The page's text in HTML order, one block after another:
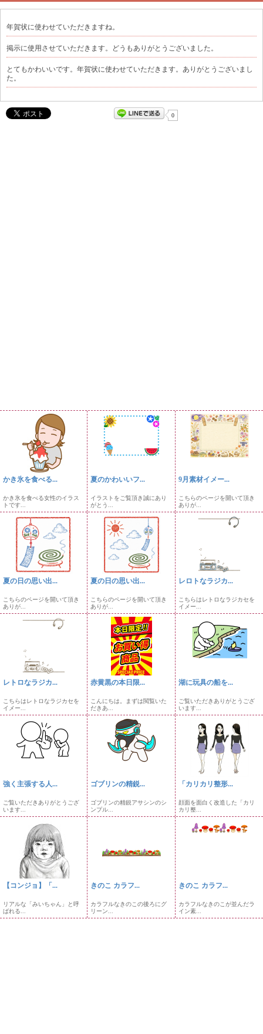
年賀状に使わせていただきますね。
掲示に使用させていただきます。どうもありがとうございました。
とてもかわいいです。年賀状に使わせていただきます。ありがとうございまし
た。
0
かき氷を食べる...
かき氷を食べる女性のイラス
トです...
夏のかわいいフ...
イラストをご覧頂き誠にあり
がとう...
9月素材イメー...
こちらのページを開いて頂き
ありが...
夏の日の思い出...
こちらのページを開いて頂き
ありが...
夏の日の思い出...
こちらのページを開いて頂き
ありが...
レロトなラジカ...
こちらはレトロなラジカセを
イメー...
レトロなラジカ...
こちらはレトロなラジカセを
イメー...
赤黄黒の本日限...
こんにちは。まずは閲覧いた
だきあ...
湖に玩具の船を...
ご覧いただきありがとうござ
います...
強く主張する人...
ご覧いただきありがとうござ
います...
ゴブリンの精鋭...
ゴブリンの精鋭アサシンのシ
ンプル...
「カリカリ整形...
顔面を面白く改造した「カリ
カリ整...
【コンジョ】「...
リアルな「みいちゃん」と呼
ばれる...
きのこ カラフ...
カラフルなきのこの後ろにグ
リーン...
きのこ カラフ...
カラフルなきのこが並んだラ
イン素...